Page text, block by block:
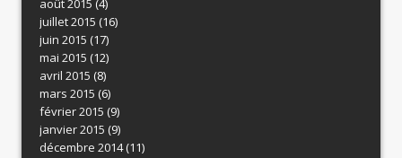
août 2015 (4)
juillet 2015 (16)
juin 2015 (17)
mai 2015 (12)
avril 2015 (8)
mars 2015 (6)
février 2015 (9)
janvier 2015 (9)
décembre 2014(11)